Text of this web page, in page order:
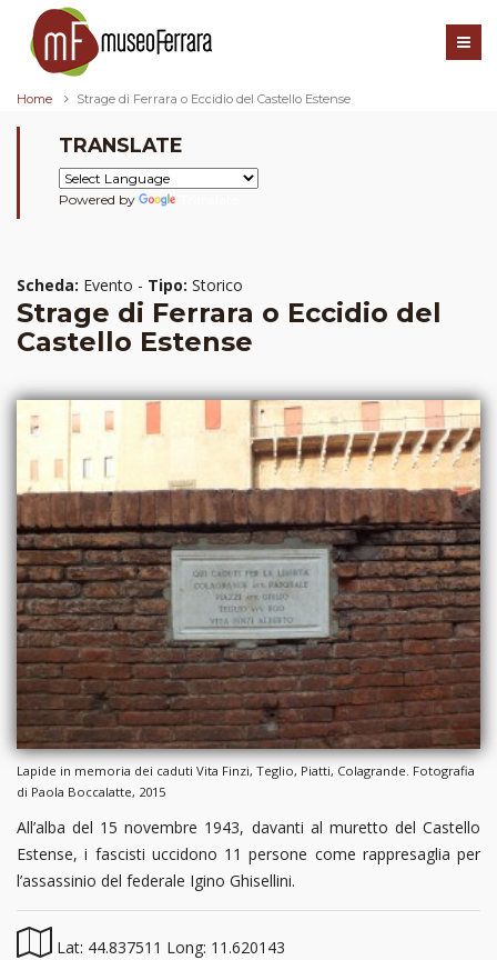
Home Strage di Ferrara o Eccidio del Castello Estense
TRANSLATE
Powered by
Scheda: Evento - Tipo: Storico
Strage di Ferrara o Eccidio del
Castello Estense
Lapide in memoria dei caduti Vita Finzi, Teglio, Piatti, Colagrande. Fotografia
di Paola Boccalatte, 2015
All’alba del 15 novembre 1943, davanti al muretto del Castello
Estense, i fascisti uccidono 11 persone come rappresaglia per
l’assassinio del federale Igino Ghisellini.
Lat: 44.837511 Long: 11.620143